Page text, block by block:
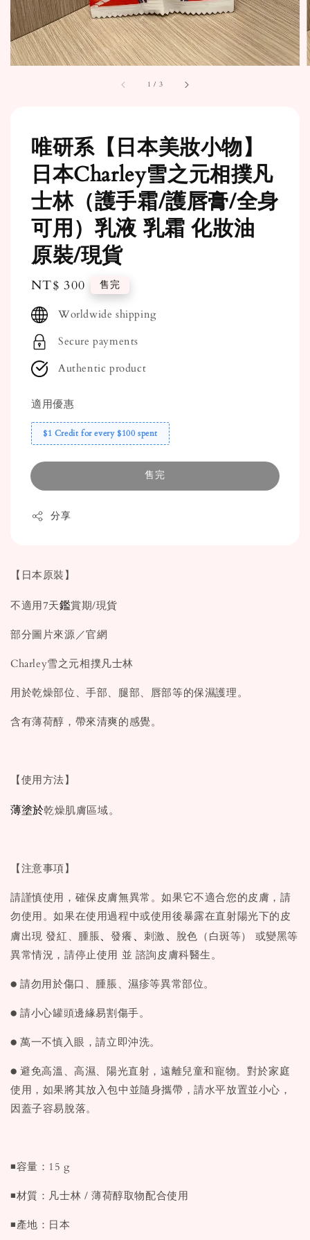
1 / 3
唯研系【日本美妝小物】
日本Charley雪之元相撲凡
士林（護手霜/護唇膏/全身
可用）乳液 乳霜 化妝油
原裝/現貨
Regular
price
NT$ 300 售完
Worldwide shipping
Secure payments
Authentic product
適用優惠
$1 Credit for every $100 spent
售完
分享
【日本原裝】
不適用7天鑑賞期/現貨
部分圖片來源／官網
Charley雪之元相撲凡士林
用於乾燥部位、手部、腿部、唇部等的保濕護理。
含有薄荷醇，帶來清爽的感覺。
【使用方法】
薄塗於乾燥肌膚區域。
【注意事項】
請謹慎使用，確保皮膚無異常。如果它不適合您的皮膚，請
勿使用。如果在使用過程中或使用後暴露在直射陽光下的皮
膚出現 發紅、腫脹、發癢 、 刺激 、 脫色（白斑等） 或變黑等
異常情況，請停止使用 並 諮詢皮膚科醫生。
● 請勿用於傷口、腫脹、濕疹等異常部位。
● 請小心罐頭邊緣易割傷手。
● 萬一不慎入眼，請立即沖洗。
● 避免高溫、高濕、陽光直射，遠離兒童和寵物。對於家庭
使用，如果將其放入包中並隨身攜帶，請水平放置並小心，
因蓋子容易脫落。
◾容量：15 g
◾材質：凡士林 / 薄荷醇取物配合使用
◾產地：日本